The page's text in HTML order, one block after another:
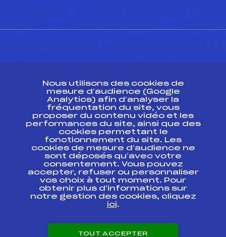
ESPACE PRESSE
Ressources
Pass’Neige
Projet sportif fédéral
Projet de performance fédéral
Antidopage
Pôle Développement, Formation, Suivi
Scientifique
Listes ministérielles
Pôle vie de l’athlète
Nous utilisons des cookies de
mesure d’audience (Google
Analytics) afin d’analyser la
fréquentation du site, vous
proposer du contenu vidéo et les
performances du site, ainsi que des
cookies permettant le
fonctionnement du site. Les
cookies de mesure d’audience ne
sont déposés qu’avec votre
consentement. Vous pouvez
accepter, refuser ou personnaliser
vos choix à tout moment. Pour
obtenir plus d'informations sur
notre gestion des cookies, cliquez
ici.
TOUT ACCEPTER